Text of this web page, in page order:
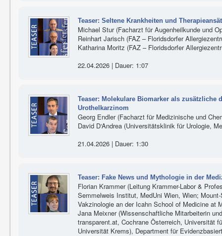
Teaser: Seltene Krankheiten und
Michael Stur (Facharzt für Augenheilkunde und
Reinhart Jarisch (FAZ – Floridsdorfer
Katharina Moritz (FAZ – Floridsdorfer
22.04.2026 | Dauer: 1:07
Teaser: Molekulare Biomarker als zusätzliche
Urothelkarzinom
Georg Endler (Facharzt für Medizinische und
David D‘Andrea (Universitätsklinik für Urologie,
21.04.2026 | Dauer: 1:30
Teaser: Fake News und Mythologie in der
Florian Krammer (Leitung Krammer-Labor &
Semmelweis Institut, MedUni Wien, Wien;
Vakzinologie an der Icahn School of Medicine at
Jana Meixner (Wissenschaftliche Mitarbeiterin
transparent.at, Cochrane Österreich, Universität
Universität Krems), Department für